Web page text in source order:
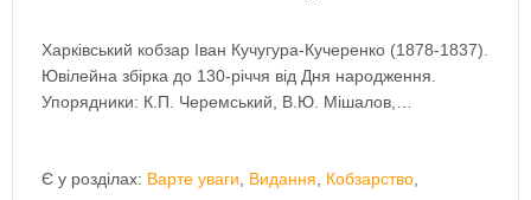
Харківський кобзар Іван Кучугура-Кучеренко (1878-1837).
Ювілейна збірка до 130-річчя від Дня народження.
Упорядники: К.П. Черемський, В.Ю. Мішалов,…
Є у розділах: Варте уваги Видання Кобзарство